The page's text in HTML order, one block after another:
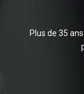
Plus de 35